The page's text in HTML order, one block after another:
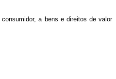
a bens e direitos de valor